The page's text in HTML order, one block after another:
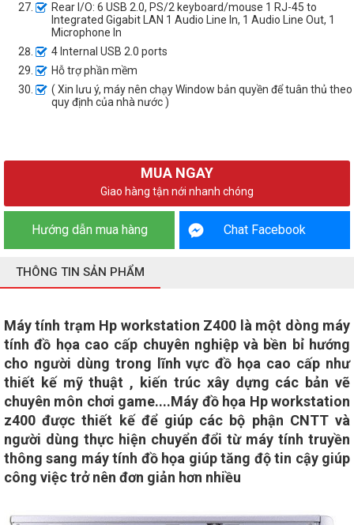
Rear I/O: 6 USB 2.0, PS/2 keyboard/mouse 1 RJ-45 to
Integrated Gigabit LAN 1 Audio Line In, 1 Audio Line Out, 1
Microphone In
4 Internal USB 2.0 ports
Hỗ trợ phần mềm
( Xin lưu ý, máy nên chạy Window bản quyền để tuân thủ theo
quy định của nhà nước )
MUA NGAY
Giao hàng tận nới nhanh chóng
Hướng dẫn mua hàng Chat Facebook
THÔNG TIN SẢN PHẨM
Máy tính trạm Hp workstation Z400 là một dòng máy
tính đồ họa cao cấp chuyên nghiệp và bền bỉ hướng
cho người dùng trong lĩnh vực đồ họa cao cấp như
thiết kế mỹ thuật , kiến trúc xây dựng các bản vẽ
chuyên môn chơi game....Máy đồ họa Hp workstation
z400 được thiết kế để giúp các bộ phận CNTT và
người dùng thực hiện chuyển đổi từ máy tính truyền
thông sang máy tính đồ họa giúp tăng độ tin cậy giúp
công việc trở nên đơn giản hơn nhiều